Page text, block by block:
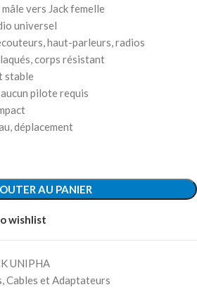
vers Jack femelle
universel
haut-parleurs, radios
corps résistant
stable
pilote requis
déplacement
AU PANIER
wishlist
UNIPHA
,Cables et Adaptateurs